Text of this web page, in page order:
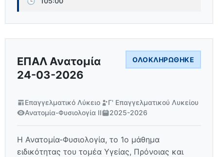
ΕΠΑΛ Ανατομία
24-03-2026
ΟΛΟΚΛΗΡΏΘΗΚΕ
Επαγγελματικό Λύκειο
Γ' Επαγγελματικού Λυκείου
Ανατομία-Φυσιολογία ΙΙ
2025-2026
Η Ανατομία-Φυσιολογία, το 1ο μάθημα
ειδικότητας του τομέα Υγείας, Πρόνοιας και